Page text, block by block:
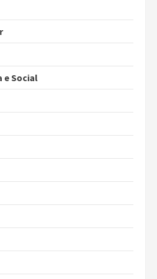
e Social